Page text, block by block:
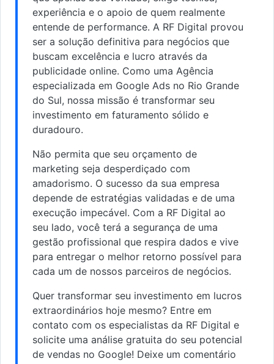
experiência e o apoio de quem realmente
entende de performance. A RF Digital provou
ser a solução definitiva para negócios que
buscam excelência e lucro através da
publicidade online. Como uma Agência
especializada em Google Ads no Rio Grande
do Sul, nossa missão é transformar seu
investimento em faturamento sólido e
duradouro.
Não permita que seu orçamento de
marketing seja desperdiçado com
amadorismo. O sucesso da sua empresa
depende de estratégias validadas e de uma
execução impecável. Com a RF Digital ao
seu lado, você terá a segurança de uma
gestão profissional que respira dados e vive
para entregar o melhor retorno possível para
cada um de nossos parceiros de negócios.
Quer transformar seu investimento em lucros
extraordinários hoje mesmo? Entre em
contato com os especialistas da RF Digital e
solicite uma análise gratuita do seu potencial
de vendas no Google! Deixe um comentário